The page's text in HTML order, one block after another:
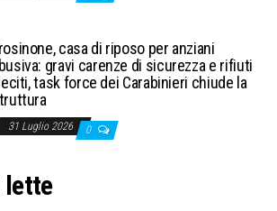
casa di riposo per anziani
gravi carenze di sicurezza e rifiuti
task force dei Carabinieri chiude la
31 Luglio 2026 0
lette